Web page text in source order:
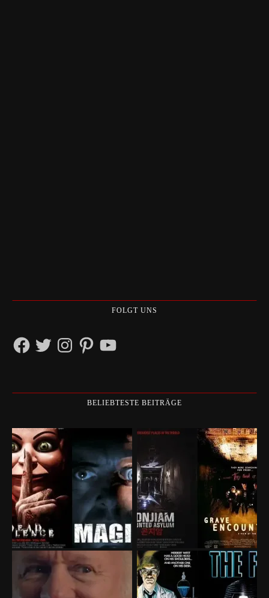
FOLGT UNS
FacebookTwitterInstagramPinterestYouTube
BELIEBTESTE BEITRÄGE